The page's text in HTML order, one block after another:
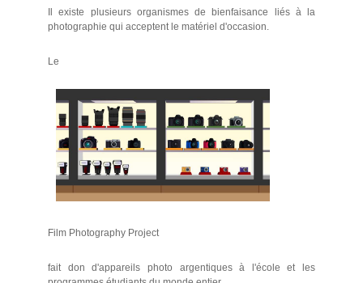
Il existe plusieurs organismes de bienfaisance liés à la
photographie qui acceptent le matériel d'occasion.
Le
Film Photography Project
fait don d'appareils photo argentiques à l'école et les